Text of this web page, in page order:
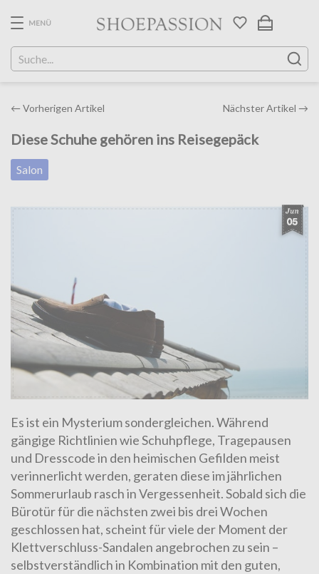
content
MENÜ
Post
← Vorherigen Artikel Nächster Artikel →
Diese Schuhe gehören ins Reisegepäck
Salon
Es ist ein Mysterium sondergleichen. Während
gängige Richtlinien wie Schuhpflege, Tragepausen
und Dresscode in den heimischen Gefilden meist
verinnerlicht werden, geraten diese im jährlichen
Sommerurlaub rasch in Vergessenheit. Sobald sich die
Bürotür für die nächsten zwei bis drei Wochen
geschlossen hat, scheint für viele der Moment der
Klettverschluss-Sandalen angebrochen zu sein –
selbstverständlich in Kombination mit den guten,